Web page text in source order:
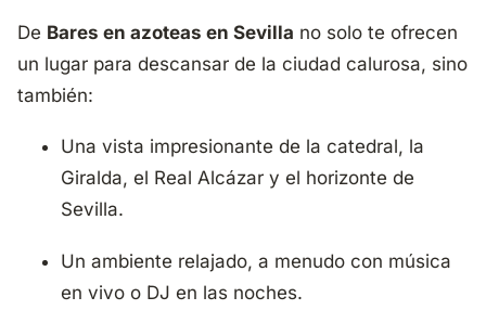
De Bares en azoteas en Sevilla no solo te ofrecen
un lugar para descansar de la ciudad calurosa, sino
también:
Una vista impresionante de la catedral, la
Giralda, el Real Alcázar y el horizonte de
Sevilla.
Un ambiente relajado, a menudo con música
en vivo o DJ en las noches.